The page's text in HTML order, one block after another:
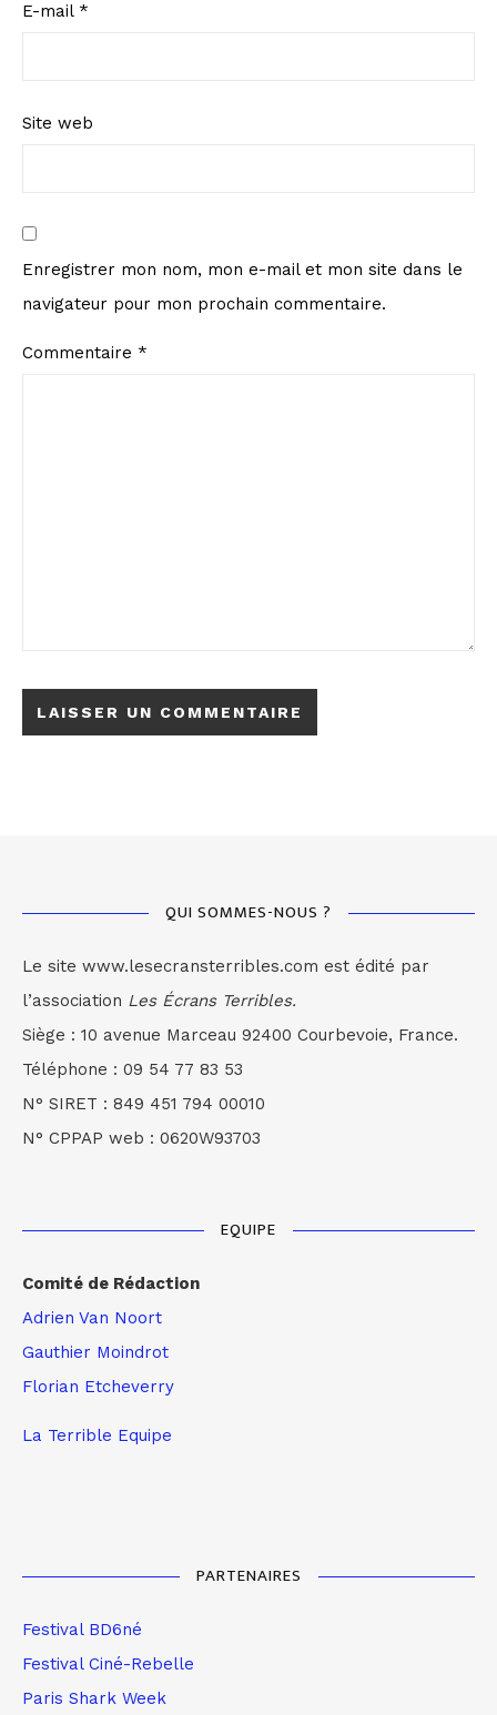
E-mail *
Site web
Enregistrer mon nom, mon e-mail et mon site dans le
navigateur pour mon prochain commentaire.
Commentaire *
QUI SOMMES-NOUS ?
Le site www.lesecransterribles.com est édité par
l’association Les Écrans Terribles.
Siège : 10 avenue Marceau 92400 Courbevoie, France.
Téléphone : 09 54 77 83 53
N° SIRET : 849 451 794 00010
N° CPPAP web : 0620W93703
EQUIPE
Comité de Rédaction
Adrien Van Noort
Gauthier Moindrot
Florian Etcheverry
La Terrible Equipe
PARTENAIRES
Festival BD6né
Festival Ciné-Rebelle
Paris Shark Week